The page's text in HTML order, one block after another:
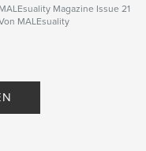
MALEsuality Magazine Issue 21
MALEsuality